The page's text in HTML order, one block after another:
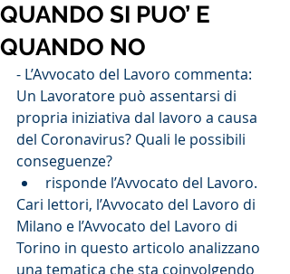
QUANDO SI PUO’ E
QUANDO NO
- L’Avvocato del Lavoro commenta:
Un Lavoratore può assentarsi di
propria iniziativa dal lavoro a causa
del Coronavirus? Quali le possibili
conseguenze?
risponde l’Avvocato del Lavoro.
Cari lettori, l’Avvocato del Lavoro di
Milano e l’Avvocato del Lavoro di
Torino in questo articolo analizzano
una tematica che sta coinvolgendo